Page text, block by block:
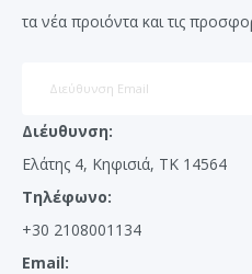
τα νέα προιόντα και τις
Διέυθυνση:
Ελάτης 4, Κηφισιά, ΤΚ 14564
Τηλέφωνο:
+30 2108001134
Email: